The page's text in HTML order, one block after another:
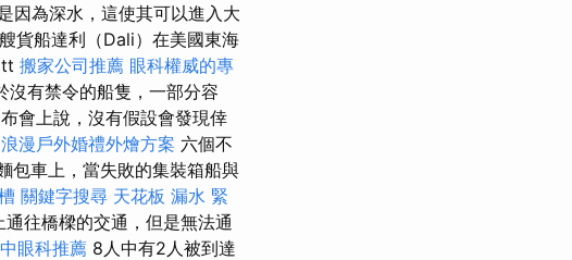
因為深水，這使其可以進入大
貨船達利（Dali）在美國東海
搬家公司推薦 眼科權威的專
沒有禁令的船隻，一部分容
會上說，沒有假設會發現倖
浪漫戶外婚禮外燴方案 六個不
包車上，當失敗的集裝箱船與
關鍵字搜尋 天花板 漏水 緊
往橋樑的交通，但是無法通
眼科推薦 8人中有2人被到達